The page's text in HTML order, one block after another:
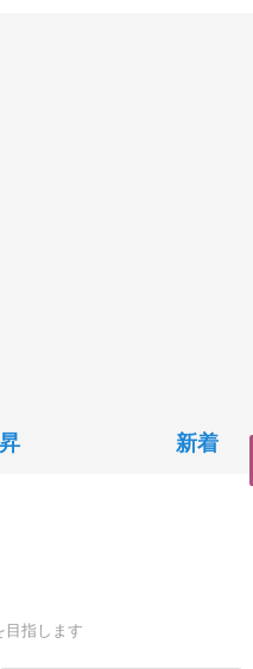
新着
目指します